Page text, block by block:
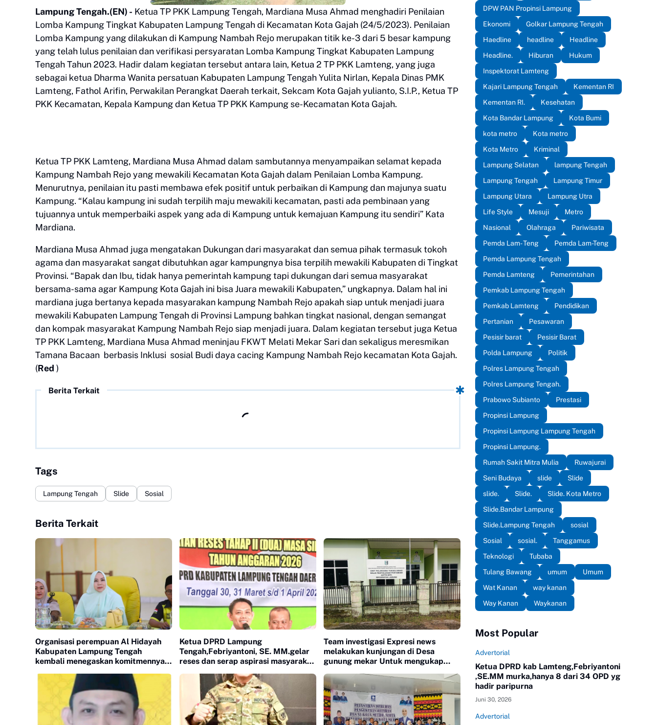
Lampung Tengah.(EN) - Ketua TP PKK Lampung Tengah, Mardiana Musa Ahmad menghadiri Penilaian
Lomba Kampung Tingkat Kabupaten Lampung Tengah di Kecamatan Kota Gajah (24/5/2023). Penilaian
Lomba Kampung yang dilakukan di Kampung Nambah Rejo merupakan titik ke-3 dari 5 besar kampung
yang telah lulus penilaian dan verifikasi persyaratan Lomba Kampung Tingkat Kabupaten Lampung
Tengah Tahun 2023. Hadir dalam kegiatan tersebut antara lain, Ketua 2 TP PKK Lamteng, yang juga
sebagai ketua Dharma Wanita persatuan Kabupaten Lampung Tengah Yulita Nirlan, Kepala Dinas PMK
Lamteng, Fathol Arifin, Perwakilan Perangkat Daerah terkait, Sekcam Kota Gajah yulianto, S.I.P., Ketua TP
PKK Kecamatan, Kepala Kampung dan Ketua TP PKK Kampung se-Kecamatan Kota Gajah.
Ketua TP PKK Lamteng, Mardiana Musa Ahmad dalam sambutannya menyampaikan selamat kepada
Kampung Nambah Rejo yang mewakili Kecamatan Kota Gajah dalam Penilaian Lomba Kampung.
Menurutnya, penilaian itu pasti membawa efek positif untuk perbaikan di Kampung dan majunya suatu
Kampung. “Kalau kampung ini sudah terpilih maju mewakili kecamatan, pasti ada pembinaan yang
tujuannya untuk memperbaiki aspek yang ada di Kampung untuk kemajuan Kampung itu sendiri” Kata
Mardiana.
Mardiana Musa Ahmad juga mengatakan Dukungan dari masyarakat dan semua pihak termasuk tokoh
agama dan masyarakat sangat dibutuhkan agar kampungnya bisa terpilih mewakili Kabupaten di Tingkat
Provinsi. “Bapak dan Ibu, tidak hanya pemerintah kampung tapi dukungan dari semua masyarakat
bersama-sama agar Kampung Kota Gajah ini bisa Juara mewakili Kabupaten,” ungkapnya. Dalam hal ini
mardiana juga bertanya kepada masyarakan kampung Nambah Rejo apakah siap untuk menjadi juara
mewakili Kabupaten Lampung Tengah di Provinsi Lampung bahkan tingkat nasional, dengan semangat
dan kompak masyarakat Kampung Nambah Rejo siap menjadi juara. Dalam kegiatan tersebut juga Ketua
TP PKK Lamteng, Mardiana Musa Ahmad meninjau FKWT Melati Mekar Sari dan sekaligus meresmikan
Tamana Bacaan berbasis Inklusi sosial Budi daya cacing Kampung Nambah Rejo kecamatan Kota Gajah.
(Red )
Berita Terkait
Tags
Lampung Tengah Slide Sosial
Berita Terkait
Organisasi perempuan Al Hidayah
Kabupaten Lampung Tengah
kembali menegaskan komitmennya
Ketua DPRD Lampung
Tengah,Febriyantoni, SE. MM.gelar
reses dan serap aspirasi masyarakat
kec. Gunung Sugih, kampung
nambah Rejo kec. Kotagajah,
kampung Sidomulyo Kec. Punggur)
Team investigasi Expresi news
melakukan kunjungan di Desa
gunung mekar Untuk mengukap
Kasus Korupsi..
DPW PAN Propinsi Lampung
Ekonomi
Golkar Lampung Tengah
Haedline
headline
Headline
Headline.
Hiburan
Hukum
Inspektorat Lamteng
Kajari Lampung Tengah
Kementan RI
Kementan RI.
Kesehatan
Kota Bandar Lampung
Kota Bumi
kota metro
Kota metro
Kota Metro
Kriminal
Lampung Selatan
lampung Tengah
Lampung Tengah
Lampung Timur
Lampung Utara
Lampung Utra
Life Style
Mesuji
Metro
Nasional
Olahraga
Pariwisata
Pemda Lam- Teng
Pemda Lam-Teng
Pemda Lampung Tengah
Pemda Lamteng
Pemerintahan
Pemkab Lampung Tengah
Pemkab Lamteng
Pendidikan
Pertanian
Pesawaran
Pesisir barat
Pesisir Barat
Polda Lampung
Politik
Polres Lampung Tengah
Polres Lampung Tengah.
Prabowo Subianto
Prestasi
Propinsi Lampung
Propinsi Lampung Lampung Tengah
Propinsi Lampung.
Rumah Sakit Mitra Mulia
Ruwajurai
Seni Budaya
slide
Slide
slide.
Slide.
Slide. Kota Metro
Slide.Bandar Lampung
Slide.Lampung Tengah
sosial
Sosial
sosial.
Tanggamus
Teknologi
Tubaba
Tulang Bawang
umum
Umum
Wat Kanan
way kanan
Way Kanan
Waykanan
Most Popular
Advertorial
Ketua DPRD kab Lamteng,Febriyantoni
,SE.MM murka,hanya 8 dari 34 OPD yg
hadir paripurna
Juni 30, 2026
Advertorial